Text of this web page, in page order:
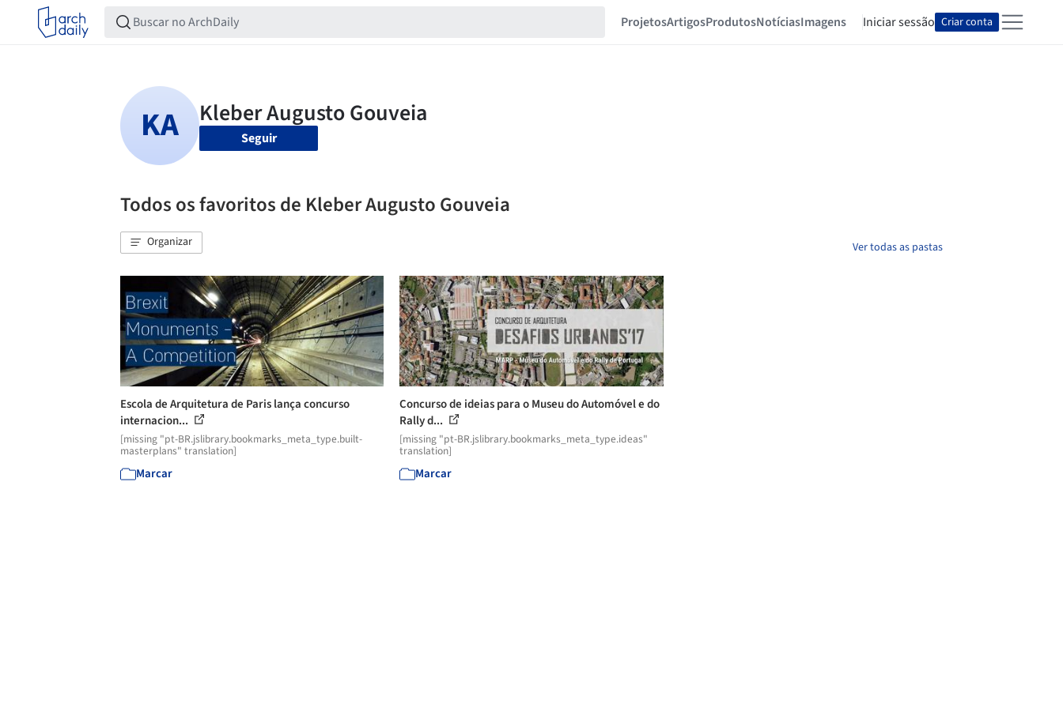
ProjetosArtigosProdutosNotíciasImagens Iniciar sessão Criar conta
Seguir
Todos os favoritos de Kleber Augusto Gouveia
Organizar Ver todas as pastas
Escola de Arquitetura de Paris lança concurso
internacion...
[missing "pt-BR.jslibrary.bookmarks_meta_type.built-
masterplans" translation]
Marcar
Concurso de ideias para o Museu do Automóvel e do
Rally d...
[missing "pt-BR.jslibrary.bookmarks_meta_type.ideas"
translation]
Marcar